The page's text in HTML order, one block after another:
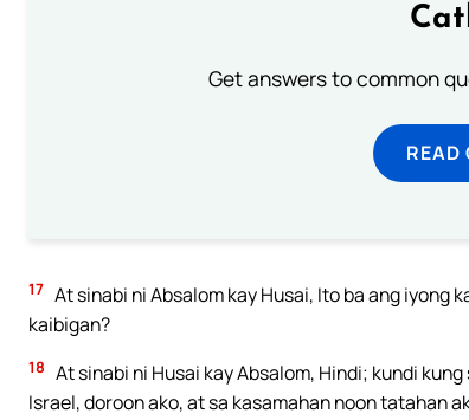
Get answers to common
READ
17 At sinabi ni Absalom kay Husai, Ito ba ang iyong
kaibigan?
18 At sinabi ni Husai kay Absalom, Hindi; kundi
Israel, doroon ako, at sa kasamahan noon tatahan